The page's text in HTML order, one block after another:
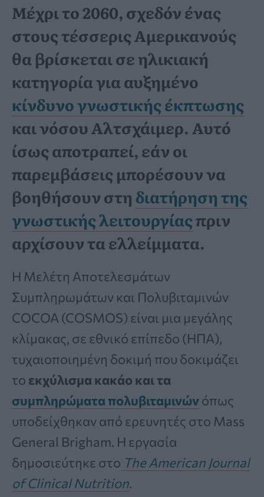
Μέχρι το 2060, σχεδόν ένας
στους τέσσερις Αμερικανούς
θα βρίσκεται σε ηλικιακή
κατηγορία για αυξημένο
κίνδυνο γνωστικής έκπτωσης
και νόσου Αλτσχάιμερ. Αυτό
ίσως αποτραπεί, εάν οι
παρεμβάσεις μπορέσουν να
βοηθήσουν στη διατήρηση της
γνωστικής λειτουργίαςπριν
αρχίσουν τα ελλείμματα.
Η Μελέτη Αποτελεσμάτων
Συμπληρωμάτων και Πολυβιταμινών
COCOA (COSMOS) είναι μια μεγάλης
κλίμακας, σε εθνικό επίπεδο (ΗΠΑ),
τυχαιοποιημένη δοκιμή που δοκιμάζει
το εκχύλισμα κακάο και τα
συμπληρώματα πολυβιταμινώνόπως
υποδείχθηκαν από ερευνητές στο Mass
General Brigham. Η εργασία
δημοσιεύτηκε στο The American Journal
of Clinical Nutrition.